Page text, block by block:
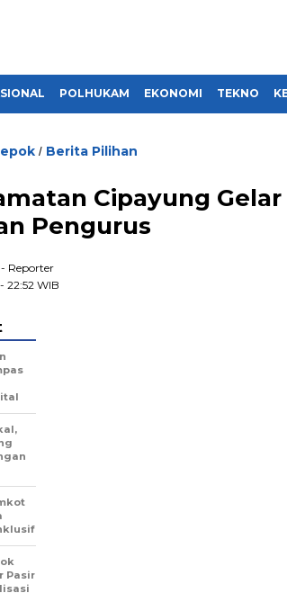
POLHUKAM EKONOMI TEKNO
/ Berita Pilihan
Cipayung
Pengurus
- Reporter
22:52 WIB
Pasir